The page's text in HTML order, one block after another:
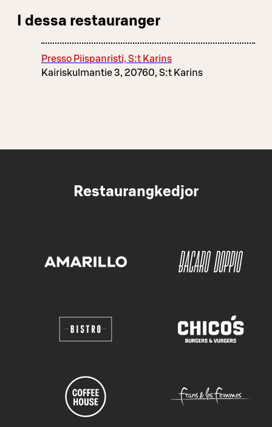
I dessa restauranger
Presso Piispanristi, S:t Karins
Kairiskulmantie 3, 20760, S:t Karins
Restaurangkedjor